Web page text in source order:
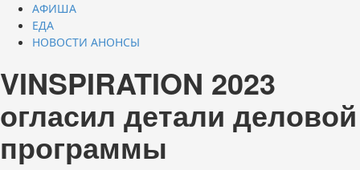
АФИША
ЕДА
НОВОСТИ АНОНСЫ
VINSPIRATION 2023
огласил детали деловой
программы